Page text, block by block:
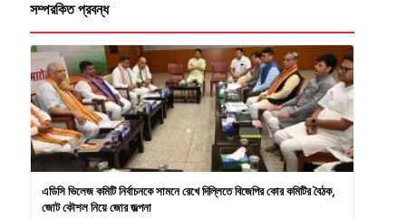
সম্পরকিত প্রবন্ধ
এডিসি ভিলেজ কমিটি নির্বাচনকে সামনে রেখে দিল্লিতে বিজেপির কোর কমিটির বৈঠক,
জোট কৌশল নিয়ে জোর জল্পনা